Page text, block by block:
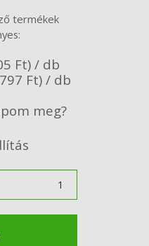
termékek
Ft) / db
Ft) / db
meg?